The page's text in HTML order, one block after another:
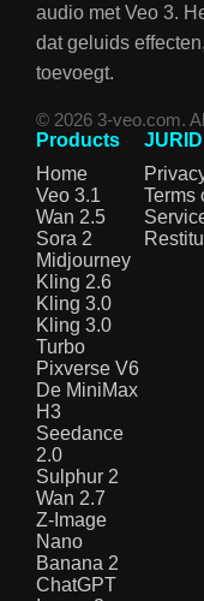
audio met Veo 3.
dat geluids
toevoegt.
© 2026 3-veo.com.
Products
Home
Veo 3.1
Wan 2.5
Sora 2
Midjourney
Kling 2.6
Kling 3.0
Kling 3.0
Turbo
Pixverse V6
De MiniMax
H3
Seedance
2.0
Sulphur 2
Wan 2.7
Z-Image
Nano
Banana 2
ChatGPT
Terms